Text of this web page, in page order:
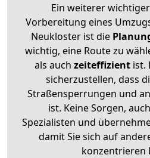
Ein weiterer
Vorbereitung eines
Neukloster ist die
wichtig, eine Route zu
als auch zeiteffizientist.
sicherzustellen, dass
Straßensperrungen und
ist. Keine Sorgen,
Spezialisten und
damit Sie sich auf
konzentrieren